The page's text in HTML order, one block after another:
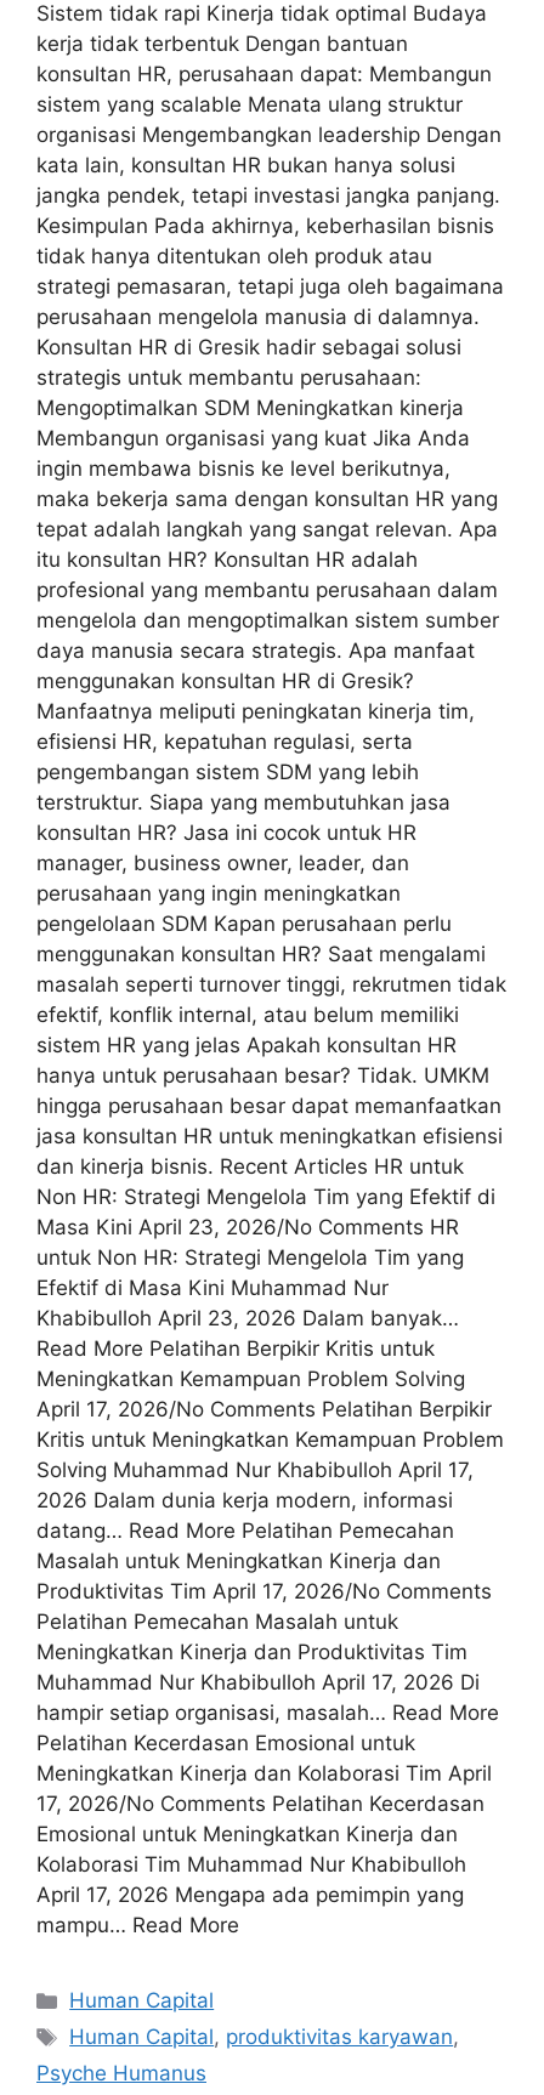
Sistem tidak rapi Kinerja tidak optimal Budaya
kerja tidak terbentuk Dengan bantuan
konsultan HR, perusahaan dapat: Membangun
sistem yang scalable Menata ulang struktur
organisasi Mengembangkan leadership Dengan
kata lain, konsultan HR bukan hanya solusi
jangka pendek, tetapi investasi jangka panjang.
Kesimpulan Pada akhirnya, keberhasilan bisnis
tidak hanya ditentukan oleh produk atau
strategi pemasaran, tetapi juga oleh bagaimana
perusahaan mengelola manusia di dalamnya.
Konsultan HR di Gresik hadir sebagai solusi
strategis untuk membantu perusahaan:
Mengoptimalkan SDM Meningkatkan kinerja
Membangun organisasi yang kuat Jika Anda
ingin membawa bisnis ke level berikutnya,
maka bekerja sama dengan konsultan HR yang
tepat adalah langkah yang sangat relevan. Apa
itu konsultan HR? Konsultan HR adalah
profesional yang membantu perusahaan dalam
mengelola dan mengoptimalkan sistem sumber
daya manusia secara strategis. Apa manfaat
menggunakan konsultan HR di Gresik?
Manfaatnya meliputi peningkatan kinerja tim,
efisiensi HR, kepatuhan regulasi, serta
pengembangan sistem SDM yang lebih
terstruktur. Siapa yang membutuhkan jasa
konsultan HR? Jasa ini cocok untuk HR
manager, business owner, leader, dan
perusahaan yang ingin meningkatkan
pengelolaan SDM Kapan perusahaan perlu
menggunakan konsultan HR? Saat mengalami
masalah seperti turnover tinggi, rekrutmen tidak
efektif, konflik internal, atau belum memiliki
sistem HR yang jelas Apakah konsultan HR
hanya untuk perusahaan besar? Tidak. UMKM
hingga perusahaan besar dapat memanfaatkan
jasa konsultan HR untuk meningkatkan efisiensi
dan kinerja bisnis. Recent Articles HR untuk
Non HR: Strategi Mengelola Tim yang Efektif di
Masa Kini April 23, 2026/No Comments HR
untuk Non HR: Strategi Mengelola Tim yang
Efektif di Masa Kini Muhammad Nur
Khabibulloh April 23, 2026 Dalam banyak…
Read More Pelatihan Berpikir Kritis untuk
Meningkatkan Kemampuan Problem Solving
April 17, 2026/No Comments Pelatihan Berpikir
Kritis untuk Meningkatkan Kemampuan Problem
Solving Muhammad Nur Khabibulloh April 17,
2026 Dalam dunia kerja modern, informasi
datang… Read More Pelatihan Pemecahan
Masalah untuk Meningkatkan Kinerja dan
Produktivitas Tim April 17, 2026/No Comments
Pelatihan Pemecahan Masalah untuk
Meningkatkan Kinerja dan Produktivitas Tim
Muhammad Nur Khabibulloh April 17, 2026 Di
hampir setiap organisasi, masalah… Read More
Pelatihan Kecerdasan Emosional untuk
Meningkatkan Kinerja dan Kolaborasi Tim April
17, 2026/No Comments Pelatihan Kecerdasan
Emosional untuk Meningkatkan Kinerja dan
Kolaborasi Tim Muhammad Nur Khabibulloh
April 17, 2026 Mengapa ada pemimpin yang
mampu… Read More
Human Capital
Human Capital, produktivitas karyawan,
Psyche Humanus